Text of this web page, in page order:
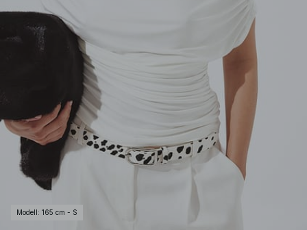
Modell : 165 cm - S